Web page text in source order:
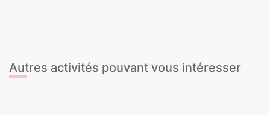
Autres activités pouvant vous intéresser